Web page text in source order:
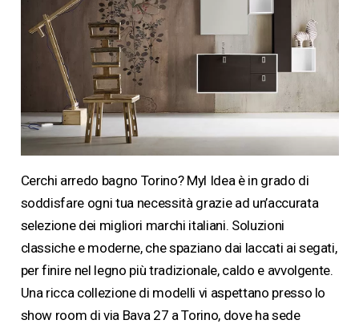
Cerchi arredo bagno Torino? Myl Idea è in grado di
soddisfare ogni tua necessità grazie ad un’accurata
selezione dei migliori marchi italiani. Soluzioni
classiche e moderne, che spaziano dai laccati ai segati,
per finire nel legno più tradizionale, caldo e avvolgente.
Una ricca collezione di modelli vi aspettano presso lo
show room di via Bava 27 a Torino, dove ha sede